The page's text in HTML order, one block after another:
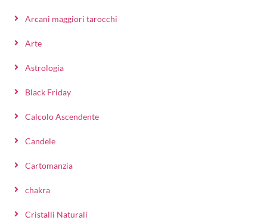
Arcani maggiori tarocchi
Arte
Astrologia
Black Friday
Calcolo Ascendente
Candele
Cartomanzia
chakra
Cristalli Naturali